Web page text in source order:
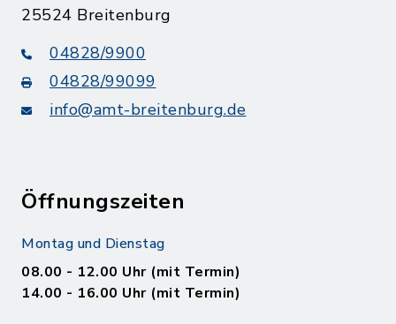
25524 Breitenburg
04828/9900
04828/99099
info@amt-breitenburg.de
Öffnungszeiten
Montag und Dienstag
08.00 - 12.00 Uhr (mit Termin)
14.00 - 16.00 Uhr (mit Termin)